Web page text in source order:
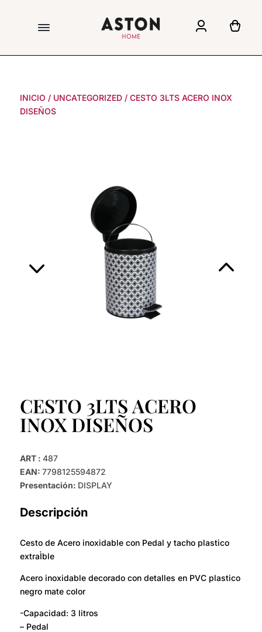
INICIO / UNCATEGORIZED/ CESTO 3LTS ACERO INOX
DISEÑOS
CESTO 3LTS ACERO
INOX DISEÑOS
ART : 487
EAN: 7798125594872
Presentación: DISPLAY
Descripción
Cesto de Acero inoxidable con Pedal y tacho plastico
extraÌble
Acero inoxidable decorado con detalles en PVC plastico
negro mate color
-Capacidad: 3 litros
– Pedal